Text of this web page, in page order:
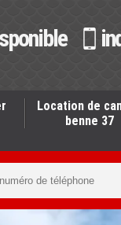
Location de
benne 37